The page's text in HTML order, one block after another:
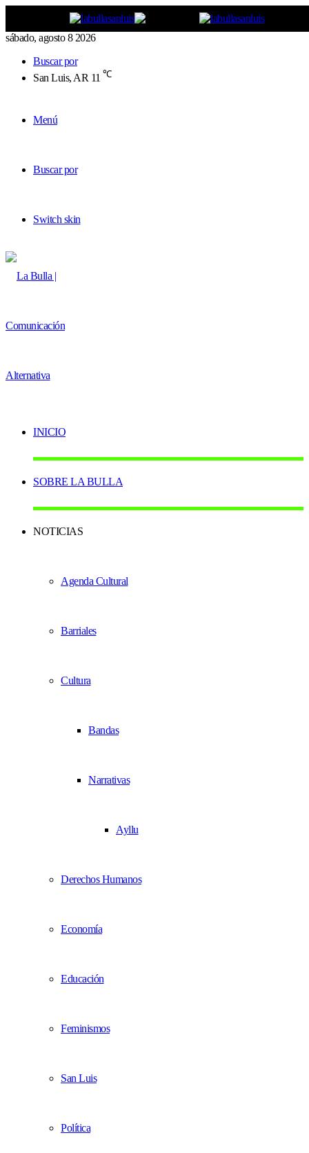
sábado, agosto 8 2026
Buscar por
San Luis, AR 11 ℃
Menú
Buscar por
Switch skin
INICIO
SOBRE LA BULLA
NOTICIAS
Agenda Cultural
Barriales
Cultura
Bandas
Narrativas
Ayllu
Derechos Humanos
Economía
Educación
Feminismos
San Luis
Política